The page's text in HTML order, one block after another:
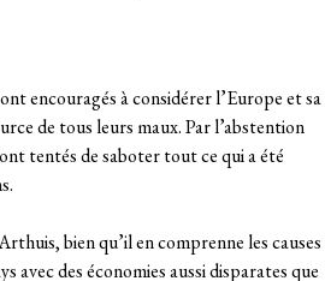
encouragés à considérer l’Europe et sa
de tous leurs maux. Par l’abstention
tentés de saboter tout ce qui a été
bien qu’il en comprenne les causes
avec des économies aussi disparates que